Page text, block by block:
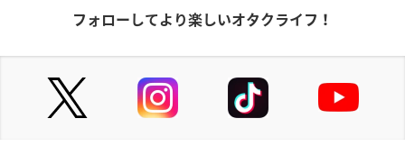
フォローしてより楽しいオタクライフ！